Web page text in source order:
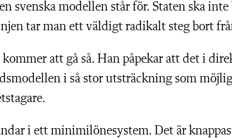
svenska modellen står för. Staten ska
tar man ett väldigt radikalt steg bort
att gå så. Han påpekar att det i
i så stor utsträckning som
i ett minimilönesystem. Det är